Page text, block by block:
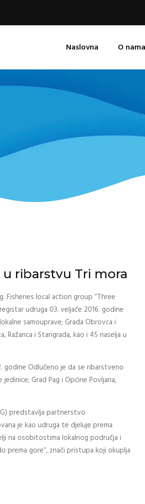
Naslovna O nama
ribarstvu Tri mora
Fisheries local action group “Three
udruga 03. veljače 2016. godine
samouprave; Grada Obrovca i
Ražanca i Starigrada, kao i 45 naselja u
godine Odlučeno je da se ribarstveno
Grad Pag i Općine Povljana,
predstavlja partnerstvo
je kao udruga te djeluje prema
na osobitostima lokalnog područja i
prema gore“, znači pristupa koji okuplja